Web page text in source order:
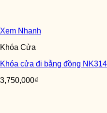
Xem Nhanh
Khóa Cửa
Khóa cửa đi bằng đồng
3,750,000₫